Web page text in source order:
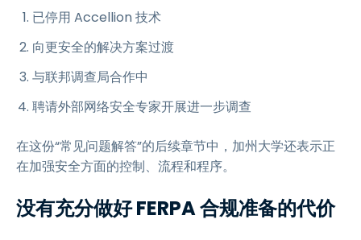
已停用 Accellion 技术
向更安全的解决方案过渡
与联邦调查局合作中
聘请外部网络安全专家开展进一步调查
在这份“常见问题解答”的后续章节中，加州大学还表示正
在加强安全方面的控制、流程和程序。
没有充分做好 FERPA 合规准备的代价